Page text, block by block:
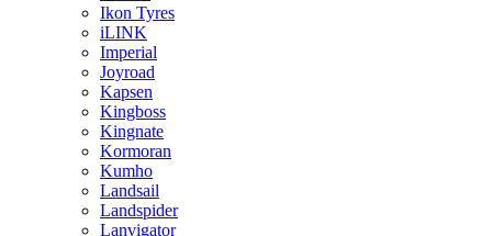
Ikon Tyres
iLINK
Imperial
Joyroad
Kapsen
Kingboss
Kingnate
Kormoran
Kumho
Landsail
Landspider
Lanvigator